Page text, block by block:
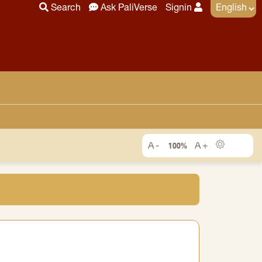
Search Ask PaliVerse Signin
100%